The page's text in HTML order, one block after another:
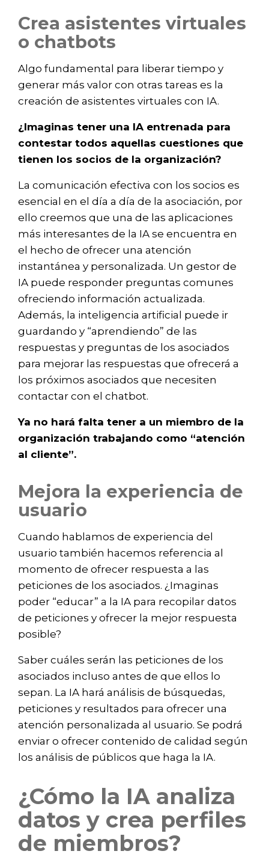
Crea asistentes virtuales
o chatbots
Algo fundamental para liberar tiempo y
generar más valor con otras tareas es la
creación de asistentes virtuales con IA.
¿Imaginas tener una IA entrenada para
contestar todos aquellas cuestiones que
tienen los socios de la organización?
La comunicación efectiva con los socios es
esencial en el día a día de la asociación, por
ello creemos que una de las aplicaciones
más interesantes de la IA se encuentra en
el hecho de ofrecer una atención
instantánea y personalizada. Un gestor de
IA puede responder preguntas comunes
ofreciendo información actualizada.
Además, la inteligencia artificial puede ir
guardando y “aprendiendo” de las
respuestas y preguntas de los asociados
para mejorar las respuestas que ofrecerá a
los próximos asociados que necesiten
contactar con el chatbot.
Ya no hará falta tener a un miembro de la
organización trabajando como “atención
al cliente”.
Mejora la experiencia de
usuario
Cuando hablamos de experiencia del
usuario también hacemos referencia al
momento de ofrecer respuesta a las
peticiones de los asociados. ¿Imaginas
poder “educar” a la IA para recopilar datos
de peticiones y ofrecer la mejor respuesta
posible?
Saber cuáles serán las peticiones de los
asociados incluso antes de que ellos lo
sepan. La IA hará análisis de búsquedas,
peticiones y resultados para ofrecer una
atención personalizada al usuario. Se podrá
enviar o ofrecer contenido de calidad según
los análisis de públicos que haga la IA.
¿Cómo la IA analiza
datos y crea perfiles
de miembros?